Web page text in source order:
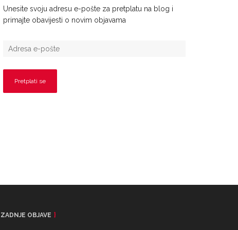
Unesite svoju adresu e-pošte za pretplatu na blog i
primajte obavijesti o novim objavama
ZADNJE OBJAVE